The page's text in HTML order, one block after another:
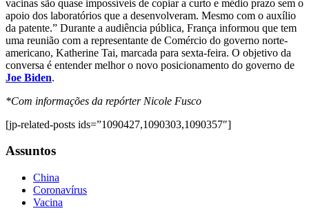
vacinas são quase impossíveis de copiar a curto e médio prazo sem o
apoio dos laboratórios que a desenvolveram. Mesmo com o auxílio
da patente.” Durante a audiência pública, França informou que tem
uma reunião com a representante de Comércio do governo norte-
americano, Katherine Tai, marcada para sexta-feira. O objetivo da
conversa é entender melhor o novo posicionamento do governo de
Joe Biden.
*Com informações da repórter Nicole Fusco
[jp-related-posts ids=”1090427,1090303,1090357″]
Assuntos
China
Coronavírus
Vacina